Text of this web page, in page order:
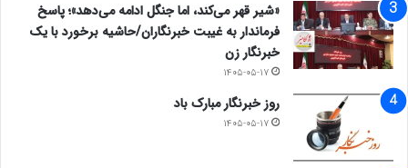
«شیر قهر می‌کند، اما جنگل ادامه می‌دهد»؛ پاسخ
فرماندار به غیبت خبرنگاران/حاشیه برخورد با یک
خبرنگار زن
۱۴۰۵-۰۵-۱۷
روز خبرنگار مبارک باد
۱۴۰۵-۰۵-۱۷